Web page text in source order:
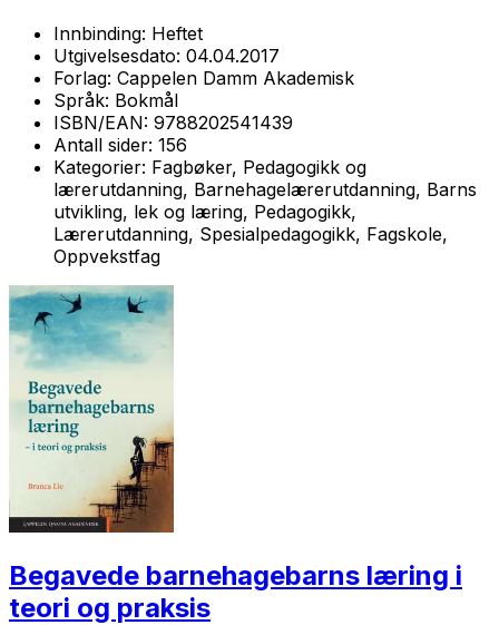
Innbinding: Heftet
Utgivelsesdato: 04.04.2017
Forlag: Cappelen Damm Akademisk
Språk: Bokmål
ISBN/EAN: 9788202541439
Antall sider: 156
Kategorier: Fagbøker, Pedagogikk og
lærerutdanning, Barnehagelærerutdanning, Barns
utvikling, lek og læring, Pedagogikk,
Lærerutdanning, Spesialpedagogikk, Fagskole,
Oppvekstfag
Begavede barnehagebarns læring i
teori og praksis